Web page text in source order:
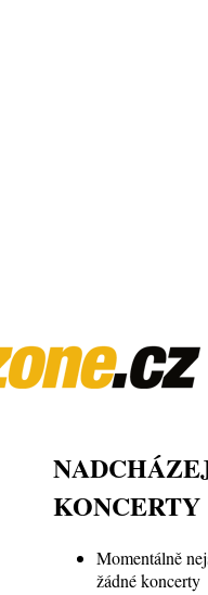
KONCERTY
Momentálně
žádné koncerty